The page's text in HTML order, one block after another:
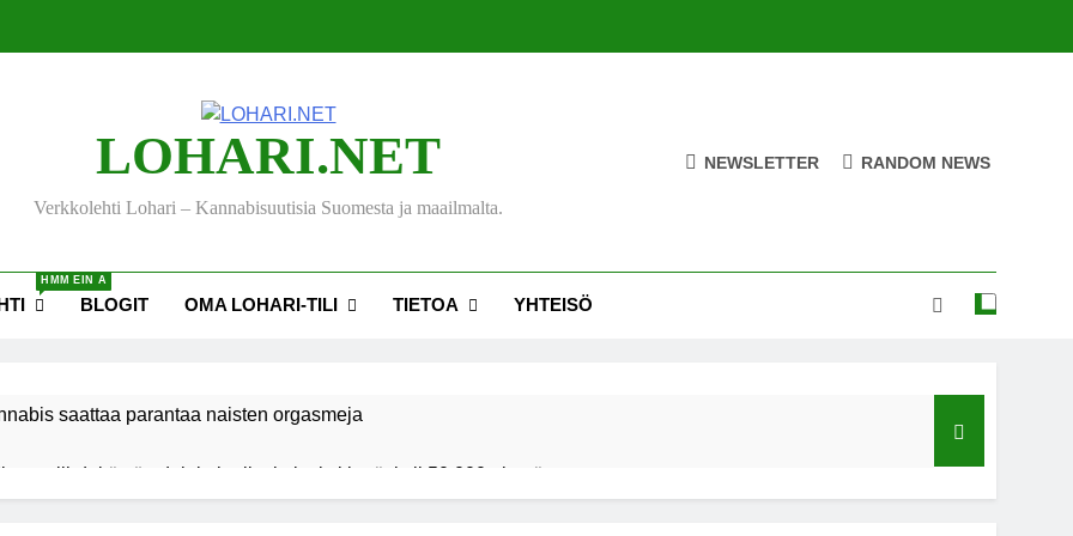
LOHARI.NET
Verkkolehti Lohari – Kannabisuutisia Suomesta ja maailmalta.
NEWSLETTER RANDOM NEWS
HMM EIN A
BLOGIT OMA LOHARI-TILI TIETOA YHTEISÖ
saattaa parantaa naisten orgasmeja
viihdekäytön dekriminalisoimiseksi keräsi yli 50 000 nimeä